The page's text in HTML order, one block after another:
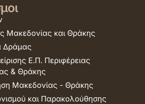
Μακεδονίας και Θράκης
Δράμας
Ε.Π. Περιφέρειας
& Θράκης
Μακεδονίας - Θράκης
και Παρακολούθησης